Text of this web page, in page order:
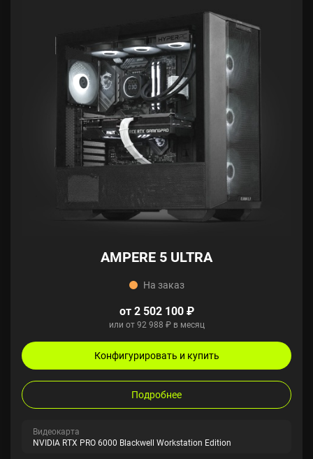
AMPERE 5 ULTRA
На заказ
от 2 502 100 ₽
или от 92 988 ₽ в месяц
Конфигурировать и купить
Подробнее
Видеокарта
NVIDIA RTX PRO 6000 Blackwell Workstation Edition